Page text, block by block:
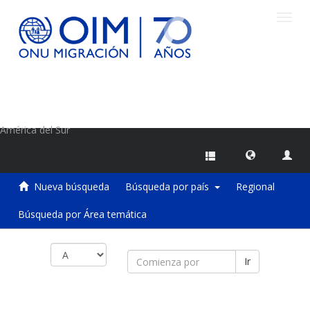
América del Sur
Nueva búsqueda Búsqueda por país Regional
Búsqueda por Área temática
Ir